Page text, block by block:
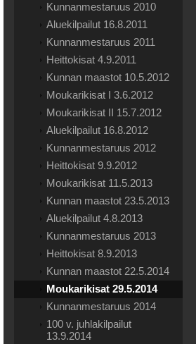
Kunnanmestaruus 2010
Aluekilpailut 16.8.2011
Kunnanmestaruus 2011
Heittokisat 4.9.2011
Kunnan maastot 10.5.2012
Moukarikisat I 3.6.2012
Moukarikisat II 15.7.2012
Aluekilpailut 16.8.2012
Kunnanmestaruus 2012
Heittokisat 9.9.2012
Moukarikisat 11.5.2013
Kunnan maastot 23.5.2013
Aluekilpailut 4.8.2013
Kunnanmestaruus 2013
Heittokisat 8.9.2013
Kunnan maastot 22.5.2014
Moukarikisat 29.5.2014
Kunnanmestaruus 2014
100 v. juhlakilpailut
13.9.2014